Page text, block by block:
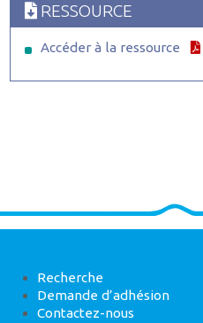
RESSOURCE
Accéder à la ressource
Recherche
Demande d’adhésion
Contactez-nous